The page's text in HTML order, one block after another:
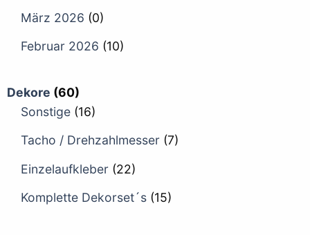
März 2026 (0)
Februar 2026 (10)
Dekore (60)
Sonstige (16)
Tacho / Drehzahlmesser (7)
Einzelaufkleber (22)
Komplette Dekorset´s (15)